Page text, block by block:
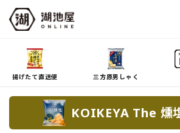
揚げたて直送便 三方原男しゃく
KOIKEYA The 燻